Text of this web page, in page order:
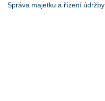
Správa majetku a řízení údržby